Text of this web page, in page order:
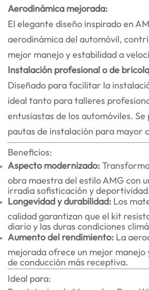
Aerodinámica mejorada:
El elegante diseño inspirado en
aerodinámica del automóvil,
mejor manejo y estabilidad a
Instalación profesional o de
Diseñado para facilitar la
ideal tanto para talleres
entusiastas de los automóviles.
pautas de instalación para mayor
Beneficios:
Aspecto modernizado:
obra maestra del estilo AMG con
irradia sofisticación y deportividad.
Longevidad y durabilidad: Los
calidad garantizan que el kit
diario y las duras condiciones
Aumento del rendimiento: La
mejorada ofrece un mejor manejo
de conducción más receptiva.
Ideal para: